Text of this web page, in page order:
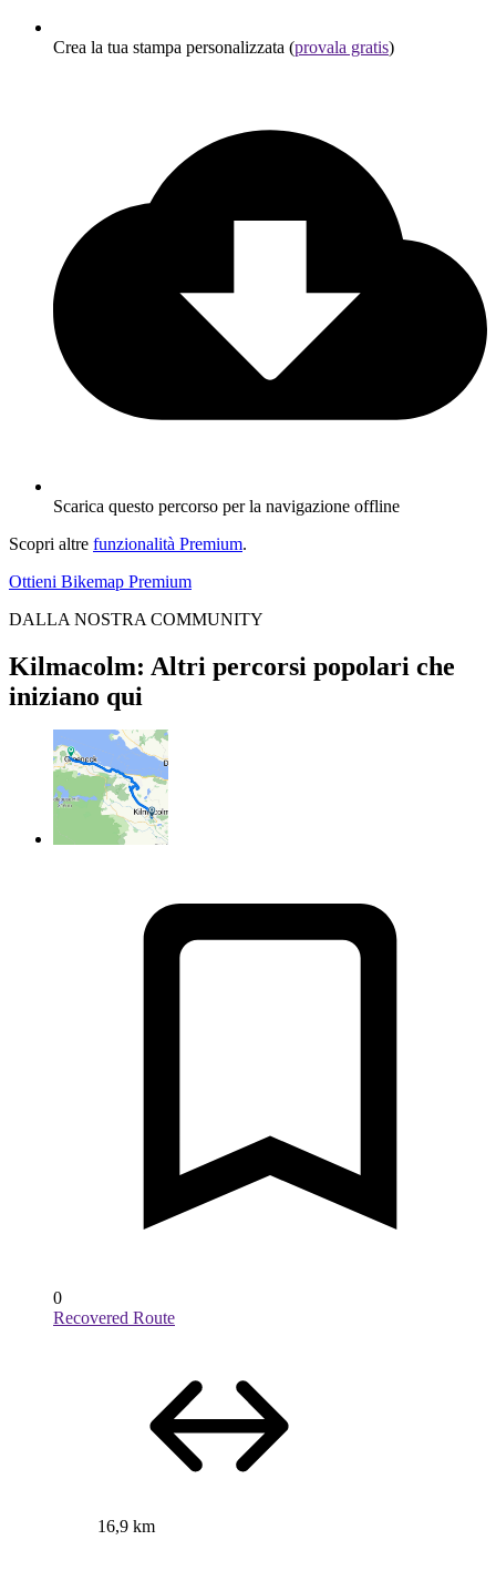
Crea la tua stampa personalizzata (provala gratis)
Scarica questo percorso per la navigazione offline
Scopri altre funzionalità Premium.
Ottieni Bikemap Premium
DALLA NOSTRA COMMUNITY
Kilmacolm: Altri percorsi popolari che
iniziano qui
0
Recovered Route
16,9 km